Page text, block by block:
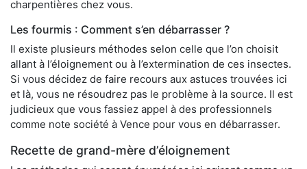
charpentières chez vous.
Les fourmis : Comment s’en débarrasser ?
Il existe plusieurs méthodes selon celle que l’on choisit
allant à l’éloignement ou à l’extermination de ces insectes.
Si vous décidez de faire recours aux astuces trouvées ici
et là, vous ne résoudrez pas le problème à la source. Il est
judicieux que vous fassiez appel à des professionnels
comme note société à Vence pour vous en débarrasser.
Recette de grand-mère d’éloignement